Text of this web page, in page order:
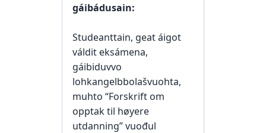
gáibádusain:
Studeanttain, geat áigot
váldit eksámena,
gáibiduvvo
lohkangelbbolašvuohta,
muhto “Forskrift om
opptak til høyere
utdanning” vuođul